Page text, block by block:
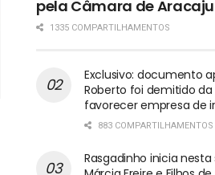
pela Câmara de Aracaju
1335 COMPARTILHAMENTOS
Exclusivo: documento
Roberto foi demitido da
favorecer empresa de
883 COMPARTILHAMENTOS
Rasgadinho inicia